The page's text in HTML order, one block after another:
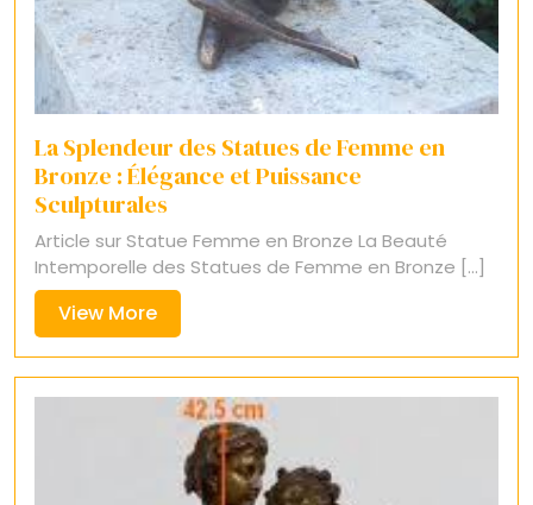
La Splendeur des Statues de Femme en
Bronze : Élégance et Puissance
Sculpturales
Article sur Statue Femme en Bronze La Beauté
Intemporelle des Statues de Femme en Bronze [...]
View MoreView
More